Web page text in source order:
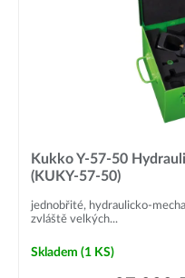
Kukko Y-57-50
(KUKY-57-50)
jednobřité, hydraulicko-
zvláště velkých...
Skladem (1 KS)